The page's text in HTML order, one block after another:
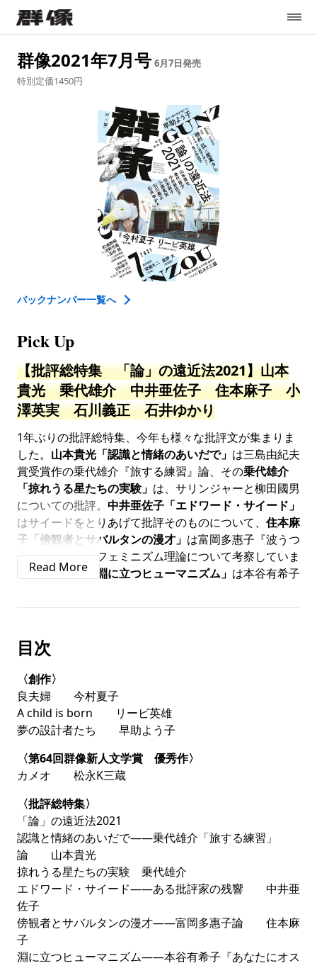
群像2021年7月号 6月7日発売
特別定価1450円
バックナンバー一覧へ
Pick Up
【批評総特集 「論」の遠近法2021】山本
貴光 乗代雄介 中井亜佐子 住本麻子 小
澤英実 石川義正 石井ゆかり
1年ぶりの批評総特集、今年も様々な批評文が集まりま
した。 山本貴光 「認識と情緒のあいだで」 は三島由紀夫
賞受賞作の乗代雄介『旅する練習』 論、その乗代雄介
「掠れうる星たちの実験」 は、サリンジャーと柳田國男
についての批評。 中井亜佐子「エドワード・サイード」
はサイードをとりあげて批評そのものについて、 住本麻
子「傍観者とサバルタンの漫才」 は富岡多惠子『波うつ
土地』をめぐりフェミニズム理論について考察していま
す。小澤英実「淵に立つヒューマニズム」 は本谷有希子
単行本刊行予定）を中心に本谷作品で描かれる人間性の
あるいは人工妊娠中絶と寓話について」
おける議論の陥穽を突き、
星占い的思考。」
ています。「いま」に対峙している批評の最前線を感じ
て下さい。
【創作】今村夏子 リービ英雄 早助よう子
サクランボの家に夫と犬と暮らす友加里は、近所の小学
生タムのことが気になって仕方ない。
婦」）
「自分の家」はどこにあるのだろう。西の果てで、もう
一つの大陸の記憶が谺する。（リービ英雄「A child is
born」）
都市に住まうゲリラは革命のために学習を続ける。幻想
と哄笑の小説。 （早助よう子「夢の設計者たち」）
【第64回群像新人文学賞 優秀作】松永K三
蔵
第64回群像新人文学賞は当選作が石沢麻依「貝に続く
目次
〈創作〉
良夫婦 今村夏子
A child is born リービ英雄
夢の設計者たち 早助よう子
〈第64回群像新人文学賞 優秀作〉
カメオ 松永K三蔵
〈批評総特集〉
「論」の遠近法2021
認識と情緒のあいだで――乗代雄介「旅する練習」
論 山本貴光
掠れうる星たちの実験 乗代雄介
エドワード・サイード――ある批評家の残響 中井亜
佐子
傍観者とサバルタンの漫才――富岡多惠子論 住本麻
子
淵に立つヒューマニズム――本谷有希子『あなたにオス